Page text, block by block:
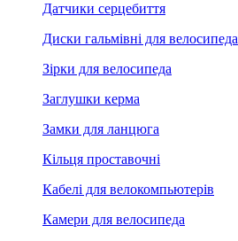
Датчики серцебиття
Диски гальмівні для велосипеда
Зірки для велосипеда
Заглушки керма
Замки для ланцюга
Кільця проставочні
Кабелі для велокомпьютерів
Камери для велосипеда